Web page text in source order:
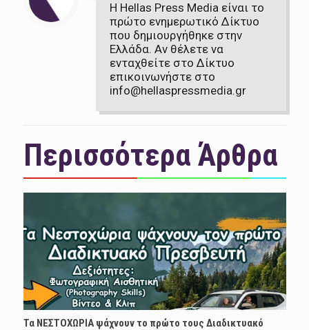
Η Hellas Press Media είναι το
πρώτο ενημερωτικό Δίκτυο
που δημιουργήθηκε στην
Ελλάδα. Αν θέλετε να
ενταχθείτε στο Δίκτυο
επικοινωνήστε στο
info@hellaspressmedia.gr
Περισσότερα Άρθρα
Τα ΝΕΣΤΟΧΩΡΙΑ ψάχνουν το πρώτο τους Διαδικτυακό